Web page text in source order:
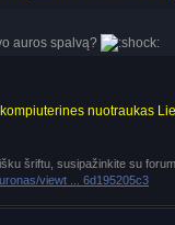
auros spalvą?
nuotraukas
šriftu, susipažinkite su
viewt ... 6d195205c3